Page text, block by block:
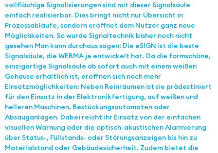
vollflächige Signalisierungen sind mit dieser Signalsäule
einfach realisierbar. Dies bringt nicht nur Übersicht in
Prozessabläufe, sondern eröffnet dem Nutzer ganz neue
Möglichkeiten. So wurde Signaltechnik bisher noch nicht
gesehen Man kann durchaus sagen: Die eSIGN ist die beste
Signalsäule, die WERMA je entwickelt hat. Da die formschöne,
einzigartige Signalsäule ab sofort auch mit einem weißen
Gehäuse erhältlich ist, eröffnen sich noch mehr
Einsatzmöglichkeiten: Neben Reinräumen ist sie prädestiniert
für den Einsatz in der Elektronikfertigung, auf weißen und
helleren Maschinen, Bestückungsautomaten oder
Absauganlagen. Dabei reicht ihr Einsatz von der einfachen
visuellen Warnung oder die optisch-akustischen Alarmierung
über Status-, Füllstands- oder Störungsanzeigen bis hin zu
Materialstand oder Gebäudesicherheit. Zudem bietet die